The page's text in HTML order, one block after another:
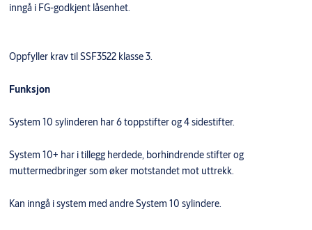
inngå i FG-godkjent låsenhet.
Oppfyller krav til SSF3522 klasse 3.
Funksjon
System 10 sylinderen har 6 toppstifter og 4 sidestifter.
System 10+ har i tillegg herdede, borhindrende stifter og
muttermedbringer som øker motstandet mot uttrekk.
Kan inngå i system med andre System 10 sylindere.